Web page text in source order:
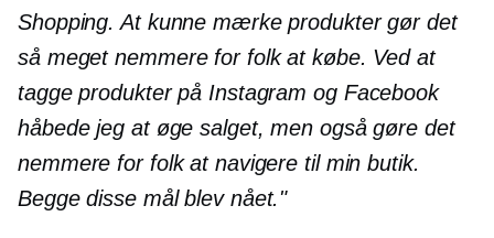
Shopping. At kunne mærke produkter gør det
så meget nemmere for folk at købe. Ved at
tagge produkter på Instagram og Facebook
håbede jeg at øge salget, men også gøre det
nemmere for folk at navigere til min butik.
Begge disse mål blev nået."